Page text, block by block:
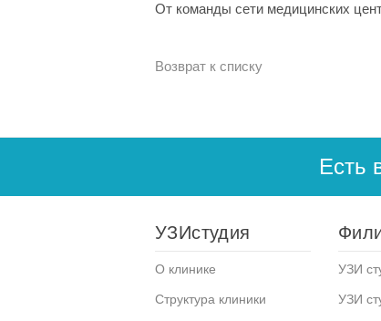
От команды сети медицинских
Возврат к списку
Есть
УЗИстудия
О клинике
Структура клиники
УЗИ
УЗИ